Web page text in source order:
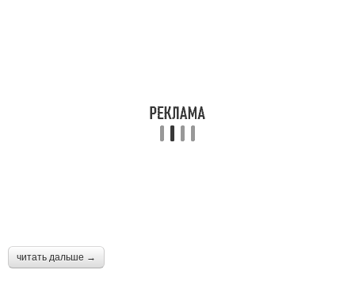
читать дальше →